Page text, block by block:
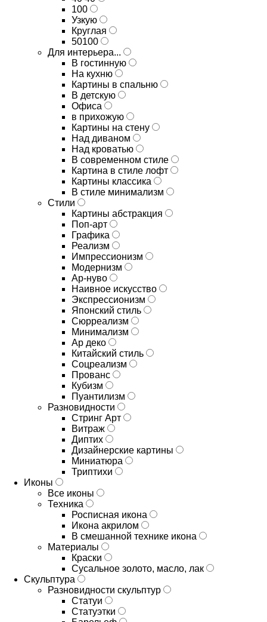
100
Узкую
Круглая
50100
Для интерьера...
В гостинную
На кухню
Картины в спальню
В детскую
Офиса
в прихожую
Картины на стену
Над диваном
Над кроватью
В современном стиле
Картина в стиле лофт
Картины классика
В стиле минимализм
Стили
Картины абстракция
Поп-арт
Графика
Реализм
Импрессионизм
Модернизм
Ар-нуво
Наивное искусство
Экспрессионизм
Японский стиль
Сюрреализм
Минимализм
Ар деко
Китайский стиль
Соцреализм
Прованс
Кубизм
Пуантилизм
Разновидности
Стринг Арт
Витраж
Диптих
Дизайнерские картины
Миниатюра
Триптихи
Иконы
Все иконы
Техника
Росписная икона
Икона акрилом
В смешанной технике икона
Материалы
Краски
Сусальное золото, масло, лак
Скульптура
Разновидности скульптур
Статуи
Статуэтки